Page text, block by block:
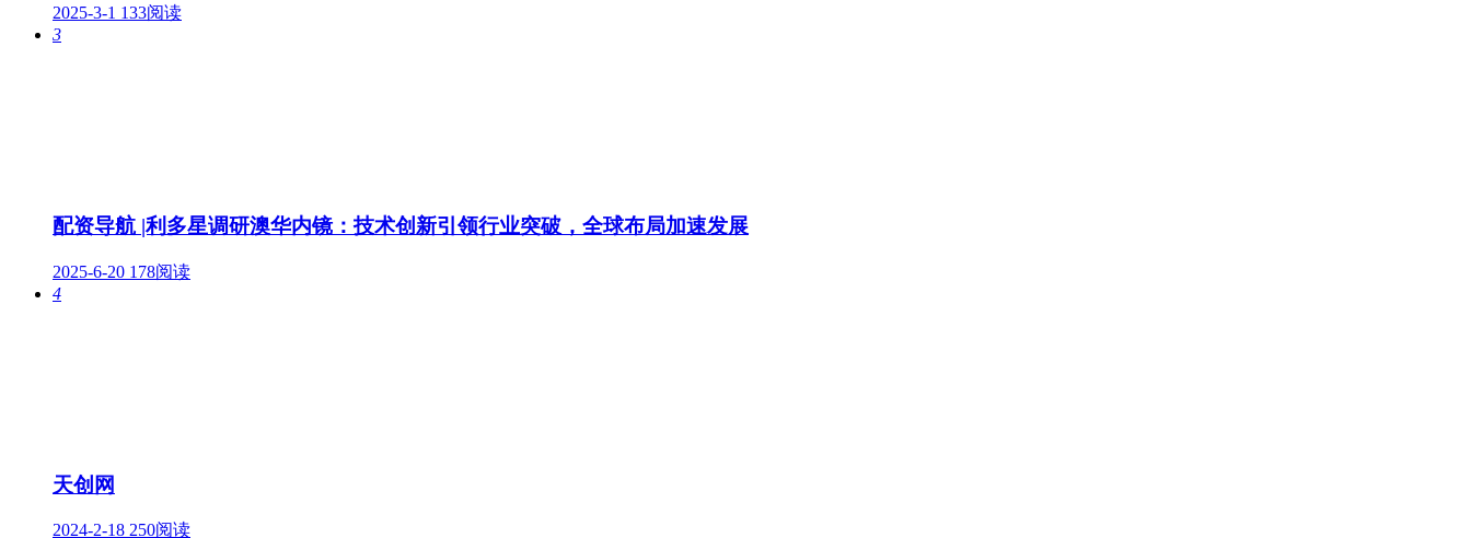
2025-3-1 133阅读
3
配资导航 |利多星调研澳华内镜：技术创新引领行业突破，全球布局加速发展
2025-6-20 178阅读
4
天创网
2024-2-18 250阅读